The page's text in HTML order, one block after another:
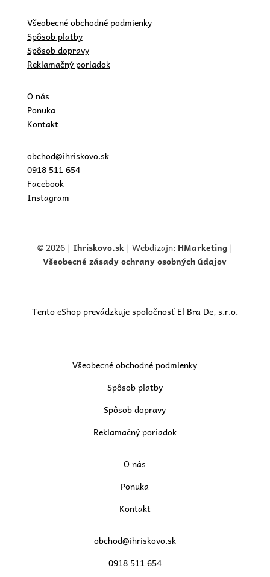
Všeobecné obchodné podmienky
Spôsob platby
Spôsob dopravy
Reklamačný poriadok
O nás
Ponuka
Kontakt
obchod@ihriskovo.sk
0918 511 654
Facebook
Instagram
© 2026 | Ihriskovo.sk| Webdizajn: HMarketing |
Všeobecné zásady ochrany osobných údajov
Tento eShop prevádzkuje spoločnosť El Bra De, s.r.o.
Všeobecné obchodné podmienky
Spôsob platby
Spôsob dopravy
Reklamačný poriadok
O nás
Ponuka
Kontakt
obchod@ihriskovo.sk
0918 511 654